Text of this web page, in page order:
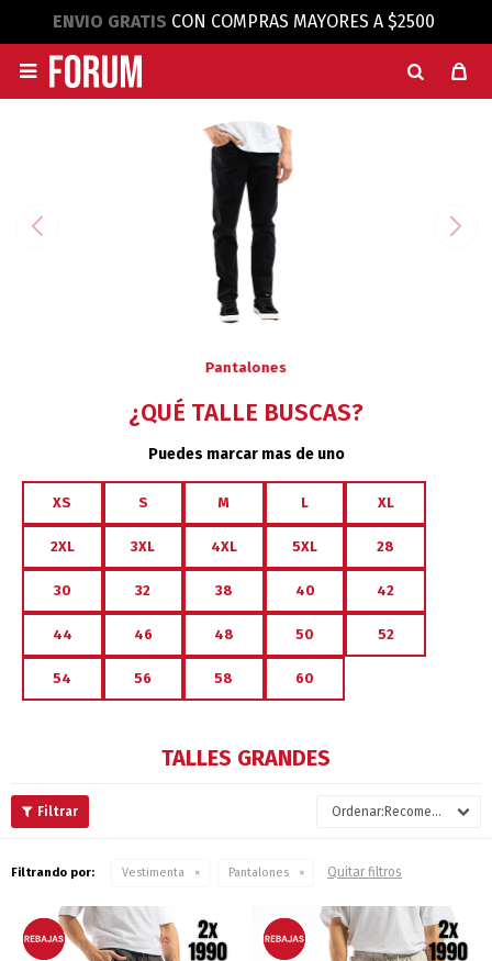
ENVIO GRATIS CON COMPRAS MAYORES A $2500

Pantalones
¿QUÉ TALLE BUSCAS?
Puedes marcar mas de uno
XS S M L XL
2XL 3XL 4XL 5XL 28
30 32 38 40 42
44 46 48 50 52
54 56 58 60
TALLES GRANDES
Recomendados
Filtrando por: Vestimenta Pantalones Quitar filtros